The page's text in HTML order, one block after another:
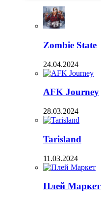
Zombie State
24.04.2024
AFK Journey
28.03.2024
Tarisland
11.03.2024
Плей Маркет